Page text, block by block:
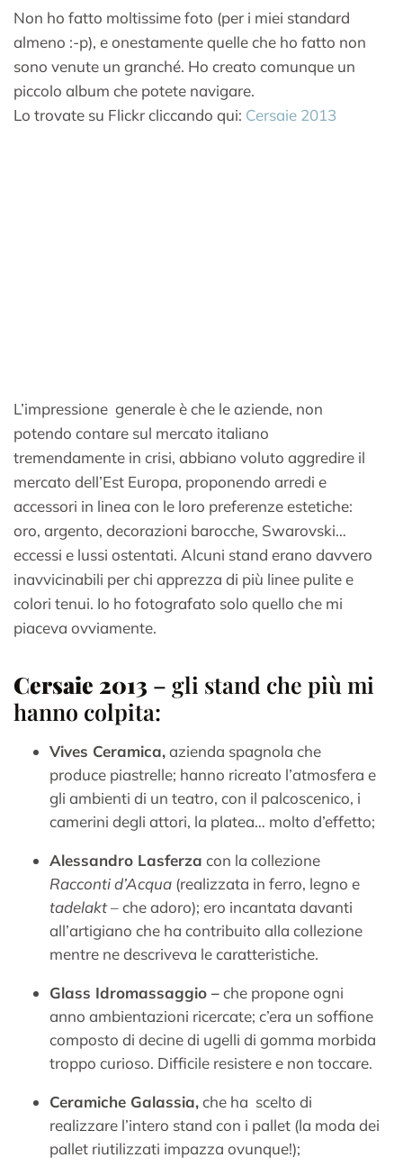
Non ho fatto moltissime foto (per i miei standard
almeno :-p), e onestamente quelle che ho fatto non
sono venute un granché. Ho creato comunque un
piccolo album che potete navigare.
Lo trovate su Flickr cliccando qui: Cersaie 2013
L’impressione generale è che le aziende, non
potendo contare sul mercato italiano
tremendamente in crisi, abbiano voluto aggredire il
mercato dell’Est Europa, proponendo arredi e
accessori in linea con le loro preferenze estetiche:
oro, argento, decorazioni barocche, Swarovski…
eccessi e lussi ostentati. Alcuni stand erano davvero
inavvicinabili per chi apprezza di più linee pulite e
colori tenui. Io ho fotografato solo quello che mi
piaceva ovviamente.
Cersaie 2013 – gli stand che più mi
hanno colpita:
Vives Ceramica,azienda spagnola che
produce piastrelle; hanno ricreato l’atmosfera e
gli ambienti di un teatro, con il palcoscenico, i
camerini degli attori, la platea… molto d’effetto;
Alessandro Lasferza con la collezione
Racconti d’Acqua (realizzata in ferro, legno e
tadelakt– che adoro); ero incantata davanti
all’artigiano che ha contribuito alla collezione
mentre ne descriveva le caratteristiche.
Glass Idromassaggio –che propone ogni
anno ambientazioni ricercate; c’era un soffione
composto di decine di ugelli di gomma morbida
troppo curioso. Difficile resistere e non toccare.
Ceramiche Galassia,che ha scelto di
realizzare l’intero stand con i pallet (la moda dei
pallet riutilizzati impazza ovunque!);